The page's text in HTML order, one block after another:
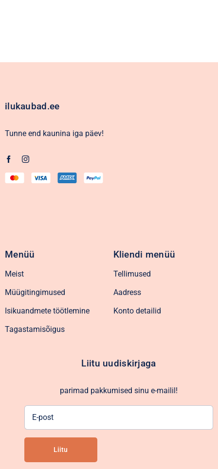
ilukaubad.ee
Tunne end kaunina iga päev!
Menüü
Meist
Müügitingimused
Isikuandmete töötlemine
Tagastamisõigus
Kliendi menüü
Tellimused
Aadress
Konto detailid
Liitu uudiskirjaga
parimad pakkumised sinu e-mailil!
Liitu